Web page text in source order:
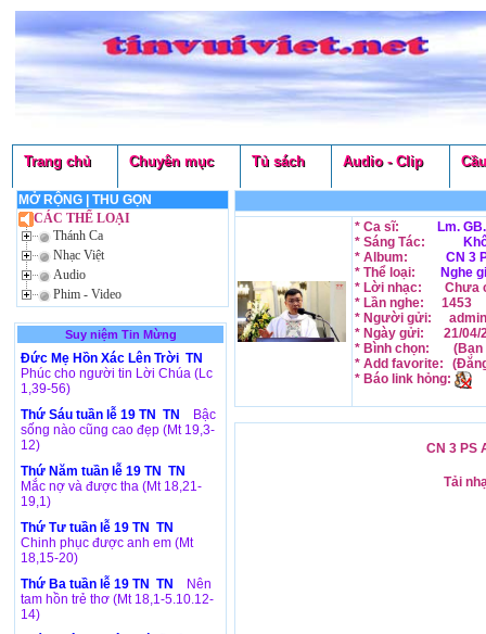
Trang chủ Chuyên mục Tủ sách Audio - Clip
MỞ RỘNG
THU GỌN
CÁC THỂ LOẠI
Thánh Ca
Nhạc Việt
Audio
Phim - Video
Suy niệm Tin Mừng
Đức Mẹ Hồn Xác Lên Trời TN
Phúc cho người tin Lời Chúa (Lc
1,39-56)
Thứ Sáu tuần lễ 19 TN TN
Bậc
sống nào cũng cao đẹp (Mt 19,3-
12)
Thứ Năm tuần lễ 19 TN TN
Mắc nợ và được tha (Mt 18,21-
19,1)
Thứ Tư tuần lễ 19 TN TN
Chinh phục được anh em (Mt
18,15-20)
Thứ Ba tuần lễ 19 TN TN
Nên
tam hồn trẻ thơ (Mt 18,1-5.10.12-
14)
* Ca sĩ:
Lm.
* Sáng Tác:
* Album:
CN 3
* Thể loại:
Nghe
* Lời nhạc:
Chưa
* Lần nghe:
1453
* Người gửi:
admin
* Ngày gửi:
21/04/
* Bình chọn:
(Bạn
* Add favorite:
* Báo link hỏng:
CN 3 PS
Tải